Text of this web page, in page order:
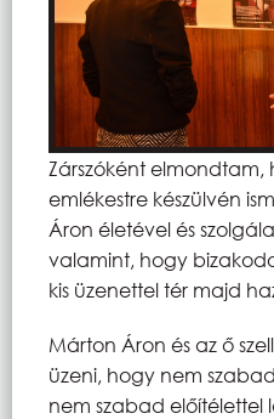
Zárszóként elmondtam,
emlékestre készülvén
Áron életével és
valamint, hogy
kis üzenettel tér majd
Márton Áron és az ő
üzeni, hogy nem
nem szabad előítélettel